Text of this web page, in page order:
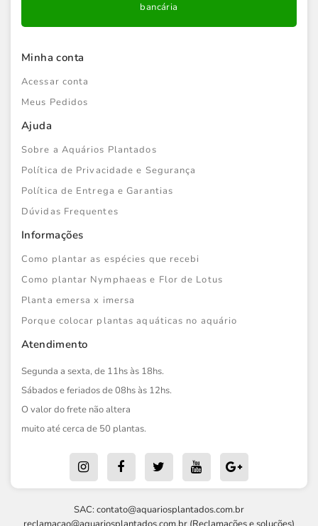
bancária
Minha conta
Acessar conta
Meus Pedidos
Ajuda
Sobre a Aquários Plantados
Política de Privacidade e Segurança
Política de Entrega e Garantias
Dúvidas Frequentes
Informações
Como plantar as espécies que recebi
Como plantar Nymphaeas e Flor de Lotus
Planta emersa x imersa
Porque colocar plantas aquáticas no aquário
Atendimento
Segunda a sexta, de 11hs às 18hs.
Sábados e feriados de 08hs às 12hs.
O valor do frete não altera
muito até cerca de 50 plantas.
SAC: contato@aquariosplantados.com.br